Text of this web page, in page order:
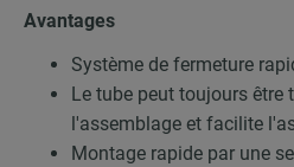
Avantages
Système de fermeture
Le tube peut toujours
l'assemblage et facilite
Montage rapide par une